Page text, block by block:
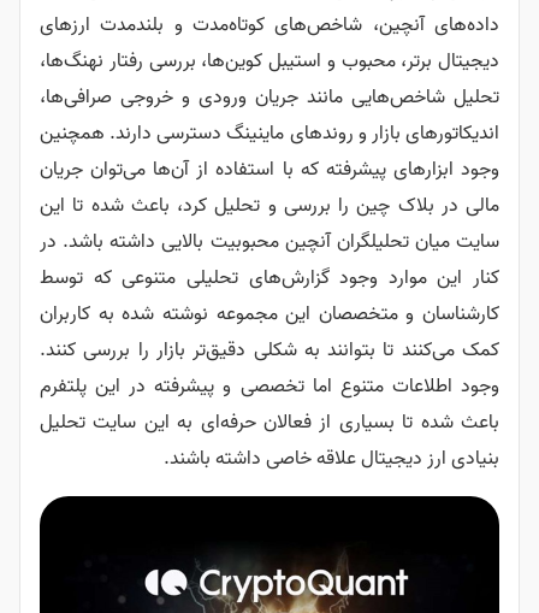
شاخص‌های کوتاه‌مدت و بلندمدت ارزهای
و استیبل کوین‌ها، بررسی رفتار نهنگ‌ها،
مانند جریان ورودی و خروجی صرافی‌ها،
و روندهای ماینینگ دسترسی دارند. همچنین
که با استفاده از آن‌ها می‌توان جریان
را بررسی و تحلیل کرد، باعث شده تا این
آنچین محبوبیت بالایی داشته باشد. در
وجود گزارش‌های تحلیلی متنوعی که توسط
این مجموعه نوشته شده به کاربران
به شکلی دقیق‌تر بازار را بررسی کنند.
اما تخصصی و پیشرفته در این پلتفرم
از فعالان حرفه‌ای به این سایت تحلیل
علاقه خاصی داشته باشند.